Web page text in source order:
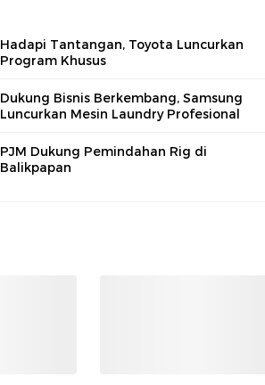
Hadapi Tantangan, Toyota Luncurkan
Program Khusus
Dukung Bisnis Berkembang, Samsung
Luncurkan Mesin Laundry Profesional
PJM Dukung Pemindahan Rig di
Balikpapan